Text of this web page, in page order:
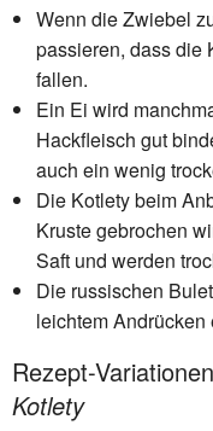
Wenn die Zwiebel
passieren, dass die
fallen.
Ein Ei wird
Hackfleisch gut
auch ein wenig
Die Kotlety beim
Kruste gebrochen
Saft und werden
Die russischen
leichtem
Rezept-
Kotlety